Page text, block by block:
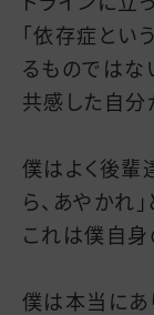
「依存症とい
るものではな
共感した自分
僕はよく後輩
ら、あやかれ
これは僕自身
僕は本当にあ